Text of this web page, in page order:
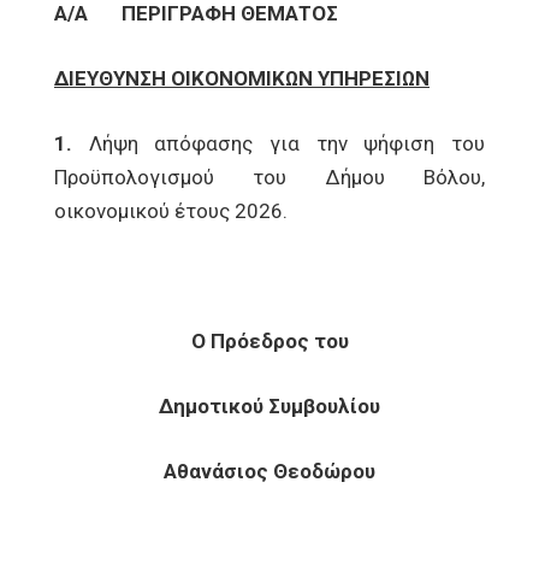
Α/Α ΠΕΡΙΓΡΑΦΗ ΘΕΜΑΤΟΣ
ΔΙΕΥΘΥΝΣΗ ΟΙΚΟΝΟΜΙΚΩΝ ΥΠΗΡΕΣΙΩΝ
1. Λήψη απόφασης για την ψήφιση του
Προϋπολογισμού του Δήμου Βόλου,
οικονομικού έτους 2026.
Ο Πρόεδρος του
Δημοτικού Συμβουλίου
Αθανάσιος Θεοδώρου